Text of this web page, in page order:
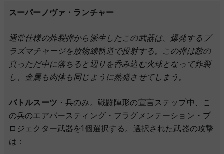
スーパーノヴァ・ランチャー
通常仕様の炸裂弾から派生したこの武器は、爆発するプ
ラズマチャージを放物線軌道で投射する。この弾は敵の
真っただ中に落ちると辺りを呑み込む火球となって炸裂
し、金属も肉体も同じように蒸発させてしまう。
バトルスーツ ・兵のみ。戦闘陣形の宣言ステップ中、こ
の兵のエアバースティング・フラグメンテーション・プ
ロジェクター武器を1個選択する。選択された武器の攻撃
は：